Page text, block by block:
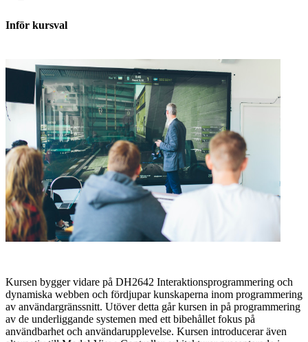
Inför kursval
Kursen bygger vidare på DH2642 Interaktionsprogrammering och
dynamiska webben och fördjupar kunskaperna inom programmering
av användargränssnitt. Utöver detta går kursen in på programmering
av de underliggande systemen med ett bibehållet fokus på
användbarhet och användarupplevelse. Kursen introducerar även